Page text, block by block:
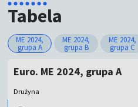
Tabela
ME 2024,
grupa A
ME 2024,
grupa B
ME 2024,
grupa C
Euro. ME 2024, grupa A
Drużyna